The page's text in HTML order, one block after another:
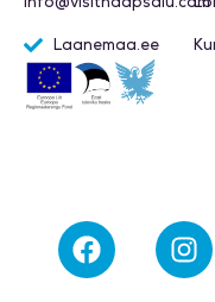
Laanemaa.ee